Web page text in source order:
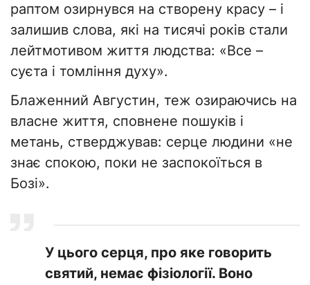
раптом озирнувся на створену красу – і
залишив слова, які на тисячі років стали
лейтмотивом життя людства: «Все –
суєта і томління духу».
Блаженний Августин, теж озираючись на
власне життя, сповнене пошуків і
метань, стверджував: серце людини «не
знає спокою, поки не заспокоїться в
Бозі».
У цього серця, про яке говорить
святий, немає фізіології. Воно